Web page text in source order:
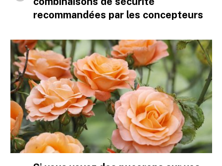
recommandées par les concepteurs